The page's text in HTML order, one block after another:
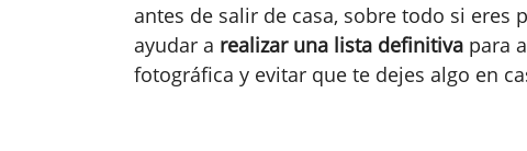
antes de salir de casa, sobre todo si eres
ayudar a realizar una lista definitiva para
fotográfica y evitar que te dejes algo en